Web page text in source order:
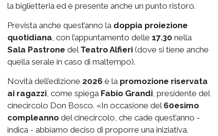
la biglietteria ed è presente anche un punto ristoro.
Prevista anche quest’anno la doppia proiezione
quotidiana , con l’appuntamento delle 17.30 nella
Sala Pastrone del Teatro Alfieri (dove si tiene anche
quella serale in caso di maltempo).
Novità dell’edizione 2026 è la promozione riservata
ai ragazzi , come spiega Fabio Grandi , presidente del
cinecircolo Don Bosco. «In occasione del 60esimo
compleanno del cinecircolo, che cade quest’anno -
indica - abbiamo deciso di proporre una iniziativa.